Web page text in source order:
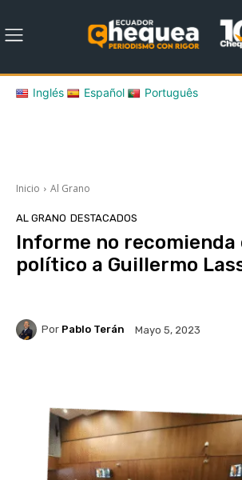
Inglés Español Português
Inicio Al Grano
AL GRANO DESTACADOS
Informe no recomienda
político a Guillermo
Por Pablo Terán Mayo 5, 2023